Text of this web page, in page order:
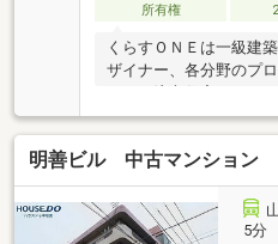
所有権
くらすＯＮＥは一級建
ザイナー、各分野のプ
はじめ注文住宅やリフ
す♪住まいに関する事は
ださい。
明善ビル 中古マンション
5分